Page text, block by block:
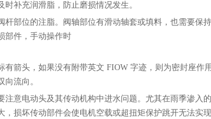
补充润滑脂，防止磨损情况发生。
杆部位的注脂。阀轴部位有滑动轴套或填料，也需要保
部件，手动操作时
有箭头，如果没有附带英文 FIOW 字迹，则为密封座作
流向。
注意电动头及其传动机构中进水问题。尤其在雨季渗入
，损坏传动部件会使电机空载或超扭矩保护跳开无法实